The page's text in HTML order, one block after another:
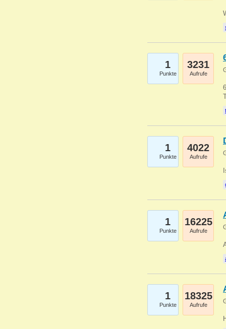
1
Punkte
3231
Aufrufe
1
Punkte
4022
Aufrufe
1
Punkte
16225
Aufrufe
1
Punkte
18325
Aufrufe